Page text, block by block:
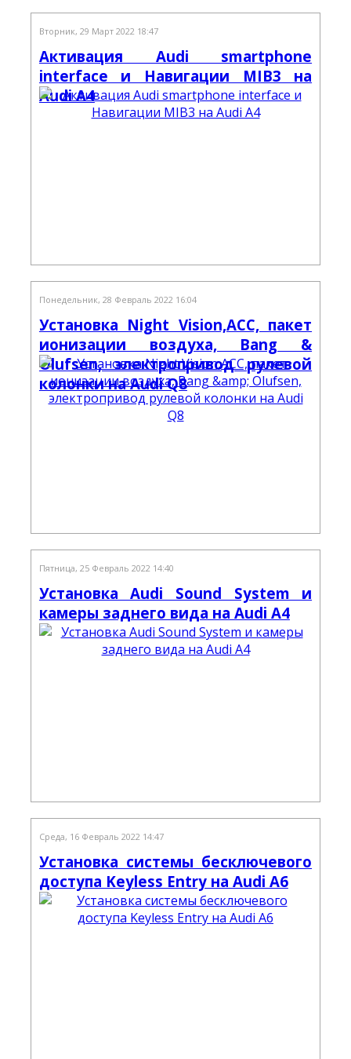
Вторник, 29 Март 2022 18:47
Активация Audi smartphone
interface и Навигации MIB3 на
Audi A4
Понедельник, 28 Февраль 2022 16:04
Установка Night Vision,ACC, пакет
ионизации воздуха, Bang &
Olufsen, электропривод рулевой
колонки на Audi Q8
Пятница, 25 Февраль 2022 14:40
Установка Audi Sound System и
камеры заднего вида на Audi A4
Среда, 16 Февраль 2022 14:47
Установка системы бесключевого
доступа Keyless Entry на Audi A6